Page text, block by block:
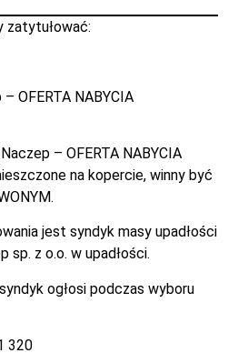
zatytułować:
OFERTA NABYCIA
– OFERTA NABYCIA
na kopercie, winny być
jest syndyk masy upadłości
sp. z o.o. w upadłości.
ogłosi podczas wyboru
320